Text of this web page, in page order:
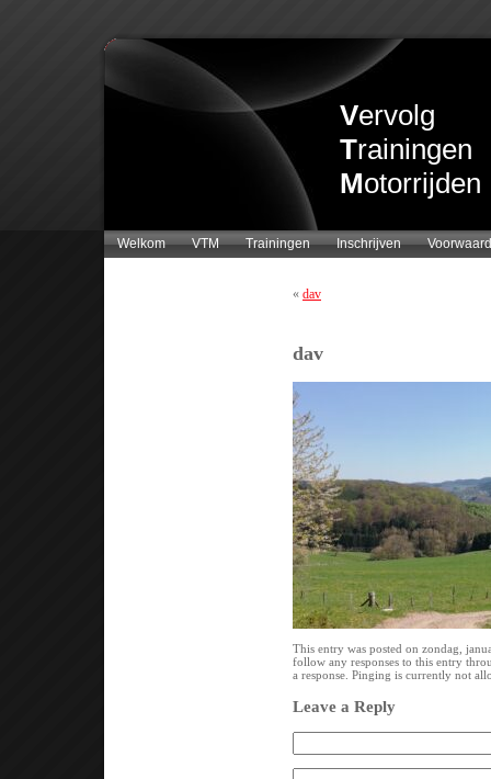
Vervolg
Trainingen
Motorrijden
Welkom VTM Trainingen Inschrijven
« dav
dav
This entry was posted on zondag,
follow any responses to this entry
a response. Pinging is currently not
Leave a Reply